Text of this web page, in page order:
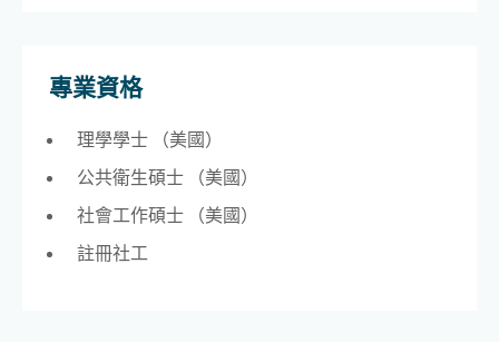
專業資格
理學學士 （美國）
公共衛生碩士 （美國）
社會工作碩士 （美國）
註冊社工